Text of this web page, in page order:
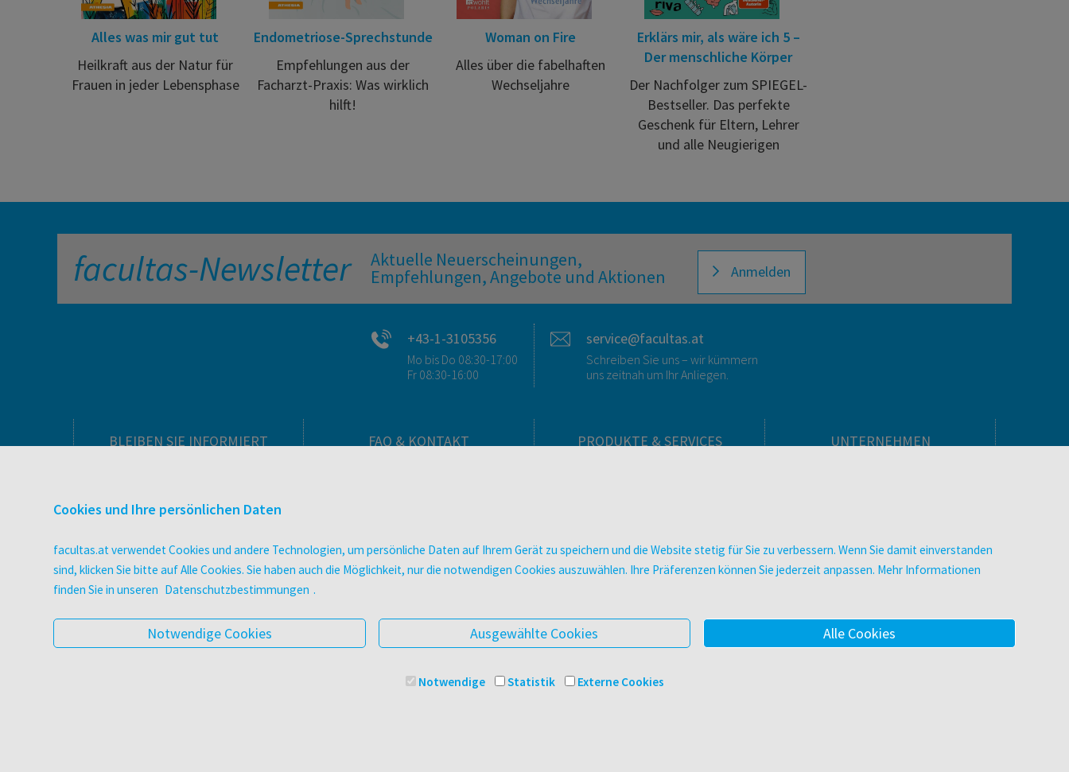
Alles was mir gut tut
Heilkraft aus der Natur für
Frauen in jeder Lebensphase
Endometriose-Sprechstunde
Empfehlungen aus der
Facharzt-Praxis: Was wirklich
hilft!
Woman on Fire
Alles über die fabelhaften
Wechseljahre
Erklärs mir, als wäre ich 5 –
Der menschliche Körper
Der Nachfolger zum SPIEGEL-
Bestseller. Das perfekte
Geschenk für Eltern, Lehrer
und alle Neugierigen
facultas-Newsletter Aktuelle Neuerscheinungen,
Empfehlungen, Angebote und Aktionen Anmelden
+43-1-3105356
Mo bis Do 08:30-17:00
Fr 08:30-16:00
service@facultas.at
Schreiben Sie uns – wir kümmern
uns zeitnah um Ihr Anliegen.
BLEIBEN SIE INFORMIERT
Veranstaltungen
Literaturlisten
facultas Club
Blog facultas.studiert
FAQ & KONTAKT
Ansprechpartner:innen
So finden Sie uns
PRODUKTE & SERVICES
Druckerei facultas druckt.
Kopierservice
UNTERNEHMEN
Datenschutz & Cookies
AGB
© 2025 Facultas Verlags- und Buchhandels AG
Cookies und Ihre persönlichen Daten
facultas.at verwendet Cookies und andere Technologien, um persönliche Daten auf Ihrem Gerät zu speichern und die Website stetig für Sie zu verbessern. Wenn Sie damit einverstanden
sind, klicken Sie bitte auf Alle Cookies. Sie haben auch die Möglichkeit, nur die notwendigen Cookies auszuwählen. Ihre Präferenzen können Sie jederzeit anpassen. Mehr Informationen
finden Sie in unseren Datenschutzbestimmungen .
Notwendige Cookies Ausgewählte Cookies Alle Cookies
Notwendige Statistik Externe Cookies